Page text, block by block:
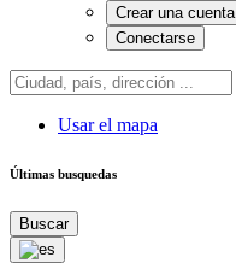
Crear una cuenta
Conectarse
Usar el mapa
Últimas busquedas
Buscar